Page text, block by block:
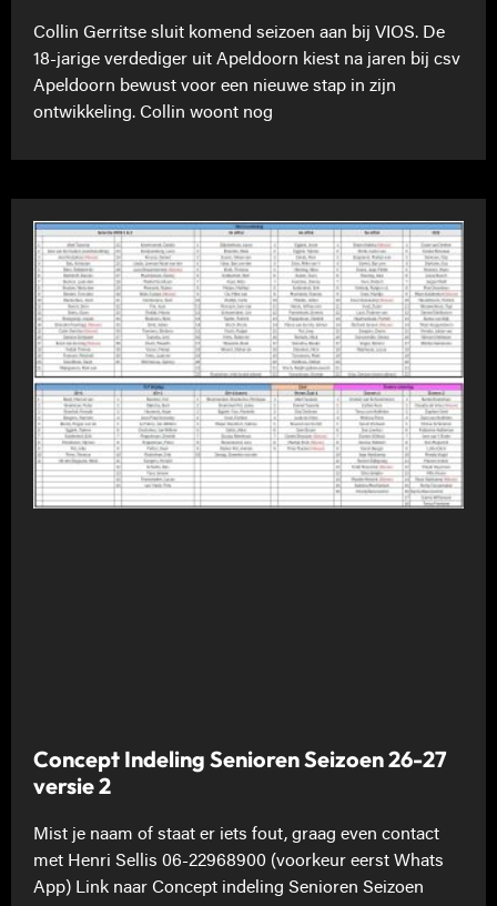
Collin Gerritse sluit komend seizoen aan bij VIOS. De
18-jarige verdediger uit Apeldoorn kiest na jaren bij csv
Apeldoorn bewust voor een nieuwe stap in zijn
ontwikkeling. Collin woont nog
Concept Indeling Senioren Seizoen 26-27
versie 2
Mist je naam of staat er iets fout, graag even contact
met Henri Sellis 06-22968900 (voorkeur eerst Whats
App) Link naar Concept indeling Senioren Seizoen